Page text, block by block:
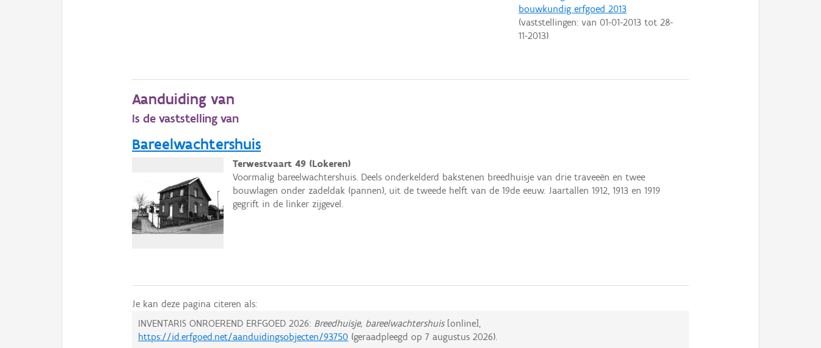
bouwkundig erfgoed 2013
(vaststellingen: van 01-01-2013 tot 28-
11-2013)
Aanduiding van
Is de vaststelling van
Bareelwachtershuis
Terwestvaart 49 (Lokeren)
Voormalig bareelwachtershuis. Deels onderkelderd bakstenen breedhuisje van drie traveeën en twee
bouwlagen onder zadeldak (pannen), uit de tweede helft van de 19de eeuw. Jaartallen 1912, 1913 en 1919
gegrift in de linker zijgevel.
Je kan deze pagina citeren als:
INVENTARIS ONROEREND ERFGOED 2026: Breedhuisje, bareelwachtershuis[online],
https://id.erfgoed.net/aanduidingsobjecten/93750 (geraadpleegd op7 augustus 2026).